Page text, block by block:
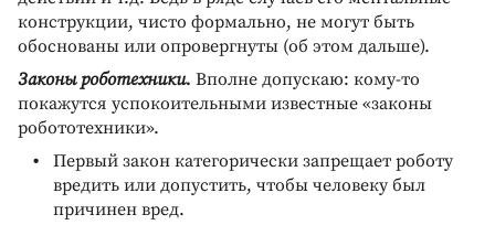
конструкции, чисто формально, не могут быть
обоснованы или опровергнуты (об этом дальше).
Законы роботехники. Вполне допускаю: кому-то
покажутся успокоительными известные «законы
робототехники».
Первый закон категорически запрещает роботу
вредить или допустить, чтобы человеку был
причинен вред.